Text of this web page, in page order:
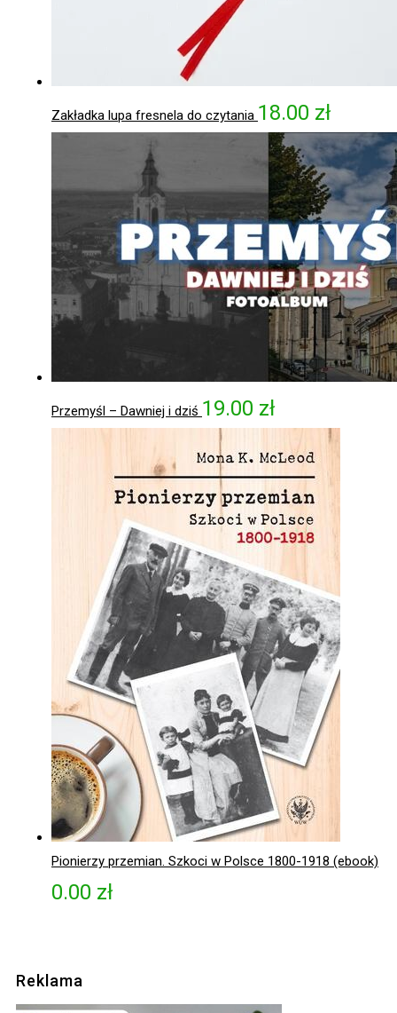
Zakładka lupa fresnela do czytania 18.00 zł
Przemyśl – Dawniej i dziś 19.00 zł
Pionierzy przemian. Szkoci w Polsce 1800-1918 (ebook)
0.00 zł
Reklama